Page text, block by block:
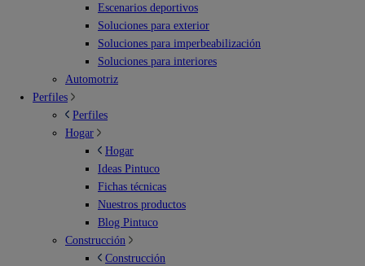
Escenarios deportivos
Soluciones para exterior
Soluciones para imperbeabilización
Soluciones para interiores
Automotriz
Perfiles
Perfiles
Hogar
Hogar
Ideas Pintuco
Fichas técnicas
Nuestros productos
Blog Pintuco
Construcción
Construcción